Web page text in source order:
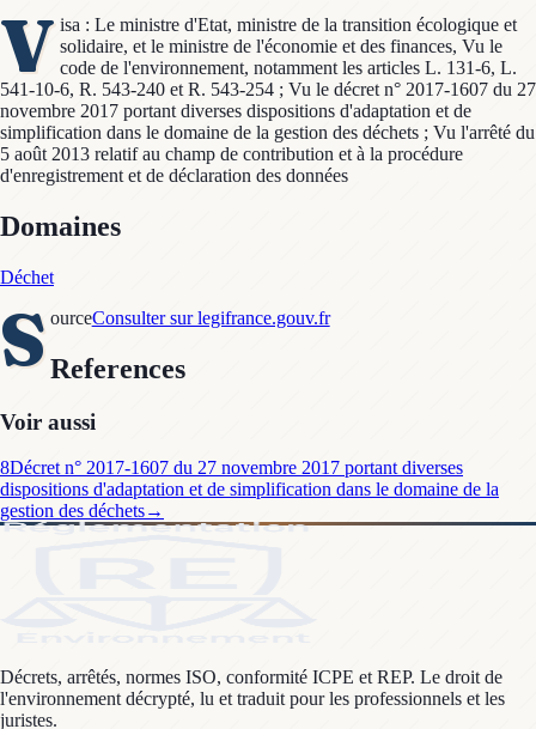
V isa : Le ministre d'Etat, ministre de la transition écologique et
solidaire, et le ministre de l'économie et des finances, Vu le
code de l'environnement, notamment les articles L. 131-6, L.
541-10-6, R. 543-240 et R. 543-254 ; Vu le décret n° 2017-1607 du 27
novembre 2017 portant diverses dispositions d'adaptation et de
simplification dans le domaine de la gestion des déchets ; Vu l'arrêté du
5 août 2013 relatif au champ de contribution et à la procédure
d'enregistrement et de déclaration des données
Domaines
Déchet
S ourceConsulter sur legifrance.gouv.fr
References
Voir aussi
8Décret n° 2017-1607 du 27 novembre 2017 portant diverses
dispositions d'adaptation et de simplification dans le domaine de la
gestion des déchets→
Décrets, arrêtés, normes ISO, conformité ICPE et REP. Le droit de
l'environnement décrypté, lu et traduit pour les professionnels et les
juristes.